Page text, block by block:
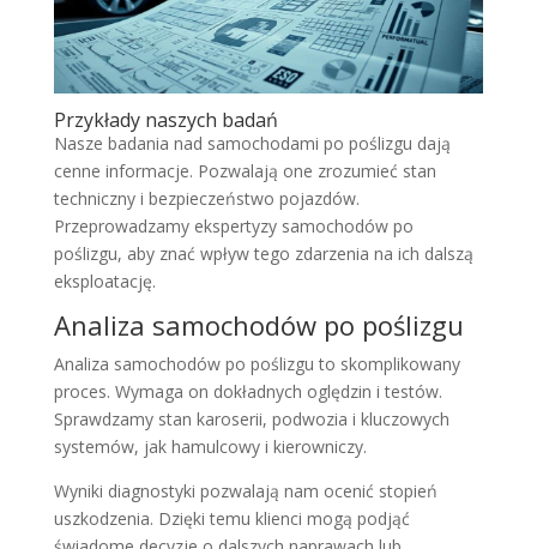
Przykłady naszych badań
Nasze badania nad samochodami po poślizgu dają
cenne informacje. Pozwalają one zrozumieć stan
techniczny i bezpieczeństwo pojazdów.
Przeprowadzamy ekspertyzy samochodów po
poślizgu, aby znać wpływ tego zdarzenia na ich dalszą
eksploatację.
Analiza samochodów po poślizgu
Analiza samochodów po poślizgu to skomplikowany
proces. Wymaga on dokładnych oględzin i testów.
Sprawdzamy stan karoserii, podwozia i kluczowych
systemów, jak hamulcowy i kierowniczy.
Wyniki diagnostyki pozwalają nam ocenić stopień
uszkodzenia. Dzięki temu klienci mogą podjąć